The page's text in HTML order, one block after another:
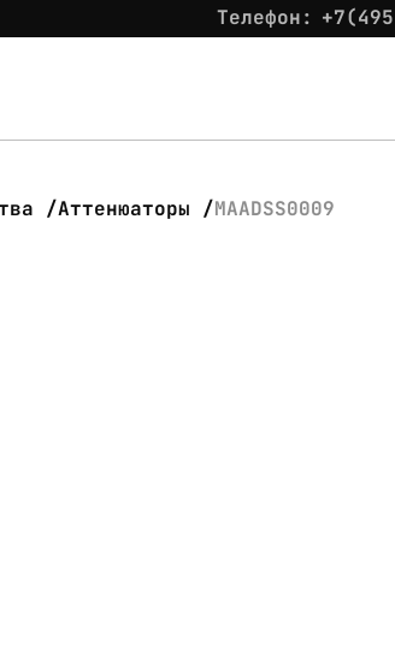
Телефон:
Аттенюаторы MAADSS0009